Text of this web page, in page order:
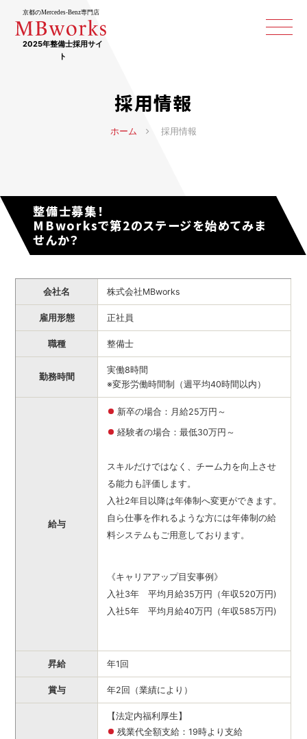
京都のMercedes-Benz専門店
2025年整備士採用サイ
ト
採用情報
ホーム 採用情報
整備士募集！
MBworksで第2のステージを始めてみま
せんか？
会社名 株式会社MBworks
雇用形態 正社員
職種 整備士
勤務時間
実働8時間
※変形労働時間制（週平均40時間以内）
給与
新卒の場合：月給25万円～
経験者の場合：最低30万円～
スキルだけではなく、チーム力を向上させ
る能力も評価します。
入社2年目以降は年俸制へ変更ができます。
自ら仕事を作れるような方には年俸制の給
料システムもご用意しております。
《キャリアアップ目安事例》
入社3年 平均月給35万円（年収520万円)
入社5年 平均月給40万円（年収585万円)
昇給 年1回
賞与 年2回（業績により）
【法定内福利厚生】
残業代全額支給：19時より支給